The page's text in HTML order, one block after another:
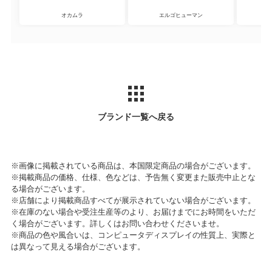
オカムラ エルゴヒューマン
ブランド一覧へ戻る
※画像に掲載されている商品は、本国限定商品の場合がございます。
※掲載商品の価格、仕様、色などは、予告無く変更また販売中止とな
る場合がございます。
※店舗により掲載商品すべてが展示されていない場合がございます。
※在庫のない場合や受注生産等のより、お届けまでにお時間をいただ
く場合がございます。詳しくはお問い合わせくださいませ。
※商品の色や風合いは、コンピュータディスプレイの性質上、実際と
は異なって見える場合がございます。